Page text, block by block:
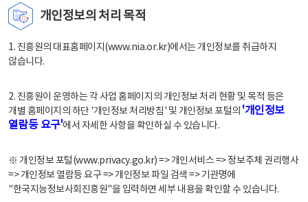
개인정보의 처리 목적
1. 진흥원의 대표홈페이지(www.nia.or.kr)에서는 개인정보를 취급하지
않습니다.
2. 진흥원이 운영하는 각 사업 홈페이지의 개인정보 처리 현황 및 목적 등은
개별 홈페이지의 하단 '개인정보 처리방침' 및 개인정보 포털의 '개인정보
열람등 요구'에서 자세한 사항을 확인하실 수 있습니다.
※ 개인정보 포털(www.privacy.go.kr) => 개인서비스 => 정보주체 권리행사
=> 개인정보 열람등 요구 => 개인정보 파일 검색 => 기관명에
"한국지능정보사회진흥원"을 입력하면 세부 내용을 확인할 수 있습니다.